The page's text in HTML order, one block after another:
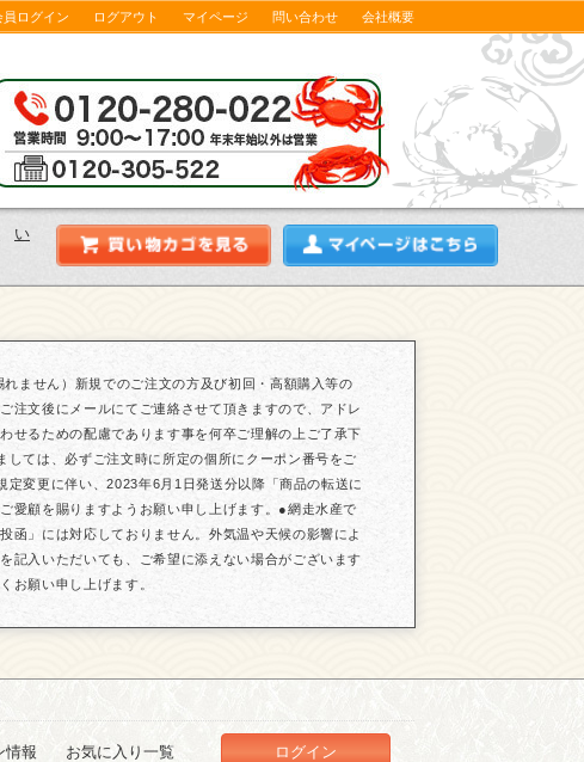
会社概要
問い合わせ
マイページ
ログアウト
員ログイン
い
ません）新規でのご注文の方及び初回・高額購入等の
注文後にメールにてご連絡させて頂きますので、アドレ
せるための配慮であります事を何卒ご理解の上ご了承下
ては、必ずご注文時に所定の個所にクーポン番号をご
変更に伴い、2023年6月1日発送分以降「商品の転送に
愛顧を賜りますようお願い申し上げます。●網走水産で
函」には対応しておりません。外気温や天候の影響によ
記入いただいても、ご希望に添えない場合がございます
お願い申し上げます。
情報 お気に入り一覧 ログイン